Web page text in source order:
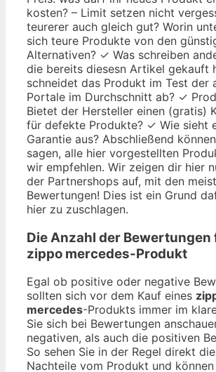
kosten? – Limit setzen nicht
teurerer auch gleich gut? Worin
sich teure Produkte von den
Alternativen? ✓ Was schreiben
die bereits diesesn Artikel gekauft
schneidet das Produkt im Test der
Portale im Durchschnitt ab? ✓
Bietet der Hersteller einen (gratis)
für defekte Produkte? ✓ Wie sieht
Garantie aus? Abschließend
sagen, alle hier vorgestellten
wir empfehlen. Wir zeigen dir hier
der Partnershops auf, mit den
Bewertungen! Dies ist ein Grund
hier zu zuschlagen.
Die Anzahl der Bewertungen
zippo mercedes-Produkt
Egal ob positive oder negative
sollten sich vor dem Kauf eines
mercedes-Produkts immer im
Sie sich bei Bewertungen
negativen, als auch die positiven
So sehen Sie in der Regel direkt
Nachteile vom Produkt und